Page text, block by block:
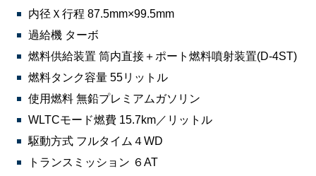
内径Ｘ行程 87.5mm×99.5mm
過給機 ターボ
燃料供給装置 筒内直接＋ポート燃料噴射装置(D-4ST)
燃料タンク容量 55リットル
使用燃料 無鉛プレミアムガソリン
WLTCモード燃費 15.7km／リットル
駆動方式 フルタイム４WD
トランスミッション ６AT